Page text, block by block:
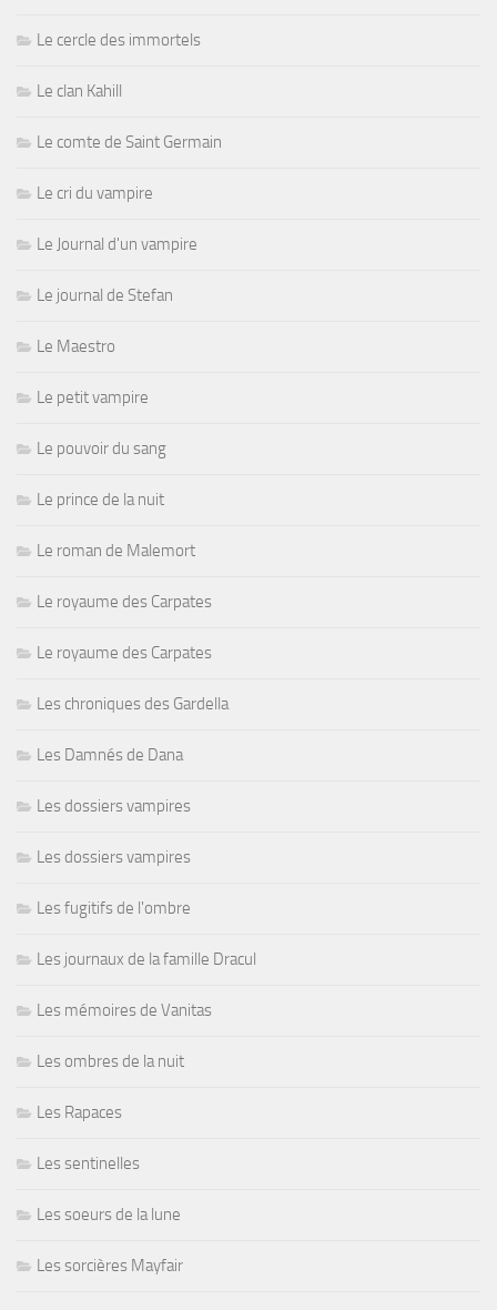
Le cercle des immortels
Le clan Kahill
Le comte de Saint Germain
Le cri du vampire
Le Journal d'un vampire
Le journal de Stefan
Le Maestro
Le petit vampire
Le pouvoir du sang
Le prince de la nuit
Le roman de Malemort
Le royaume des Carpates
Le royaume des Carpates
Les chroniques des Gardella
Les Damnés de Dana
Les dossiers vampires
Les dossiers vampires
Les fugitifs de l'ombre
Les journaux de la famille Dracul
Les mémoires de Vanitas
Les ombres de la nuit
Les Rapaces
Les sentinelles
Les soeurs de la lune
Les sorcières Mayfair